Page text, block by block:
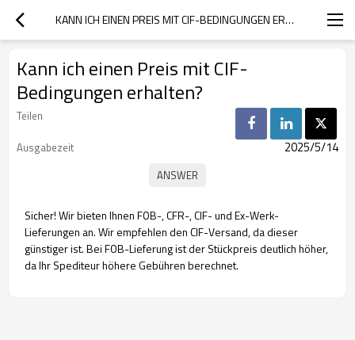
KANN ICH EINEN PREIS MIT CIF-BEDINGUNGEN ERHALTEN?
Kann ich einen Preis mit CIF-
Bedingungen erhalten?
Teilen
Ausgabezeit
2025/5/14
Sicher! Wir bieten Ihnen FOB-, CFR-, CIF- und Ex-Werk-
Lieferungen an. Wir empfehlen den CIF-Versand, da dieser
günstiger ist. Bei FOB-Lieferung ist der Stückpreis deutlich höher,
da Ihr Spediteur höhere Gebühren berechnet.